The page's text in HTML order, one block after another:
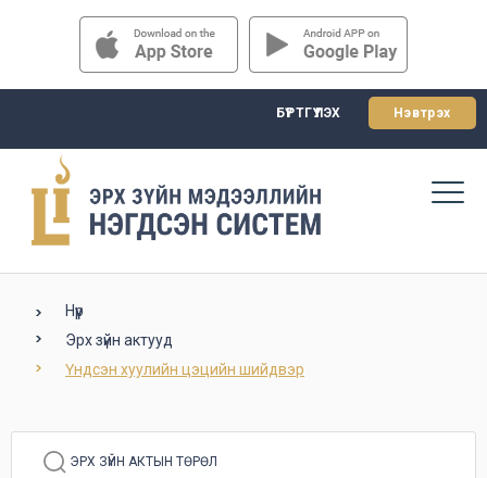
БҮРТГҮҮЛЭХ Нэвтрэх
Нүүр
Эрх зүйн актууд
Үндсэн хуулийн цэцийн шийдвэр
ЭРХ ЗҮЙН АКТЫН ТӨРӨЛ